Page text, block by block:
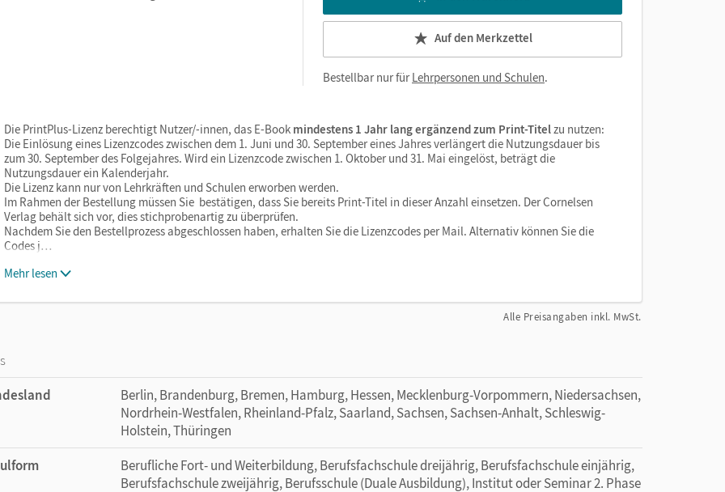
Auf den Merkzettel
Bestellbar nur fürLehrpersonen und Schulen.
Die PrintPlus-Lizenz berechtigt Nutzer/-innen, das E-Book mindestens 1 Jahr lang ergänzend zum Print-Titelzu nutzen:
Die Einlösung eines Lizenzcodes zwischen dem 1. Juni und 30. September eines Jahres verlängert die Nutzungsdauer bis
zum 30. September des Folgejahres. Wird ein Lizenzcode zwischen 1. Oktober und 31. Mai eingelöst, beträgt die
Nutzungsdauer ein Kalenderjahr.
Die Lizenz kann nur von Lehrkräften und Schulen erworben werden.
Im Rahmen der Bestellung müssen Sie bestätigen, dass Sie bereits Print-Titel in dieser Anzahl einsetzen. Der Cornelsen
Verlag behält sich vor, dies stichprobenartig zu überprüfen.
Nachdem Sie den Bestellprozess abgeschlossen haben, erhalten Sie die Lizenzcodes per Mail. Alternativ können Sie die
Codes j…
Mehr lesen
Alle Preisangaben inkl. MwSt.
Berlin, Brandenburg, Bremen, Hamburg, Hessen, Mecklenburg-Vorpommern, Niedersachsen,
Nordrhein-Westfalen, Rheinland-Pfalz, Saarland, Sachsen, Sachsen-Anhalt, Schleswig-
Holstein, Thüringen
Berufliche Fort- und Weiterbildung, Berufsfachschule dreijährig, Berufsfachschule einjährig,
Berufsfachschule zweijährig, Berufsschule (Duale Ausbildung), Institut oder Seminar 2. Phase